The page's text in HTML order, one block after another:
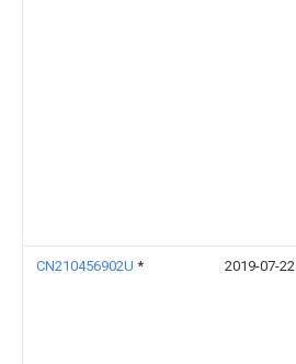
CN210456902U * 2019-07-22